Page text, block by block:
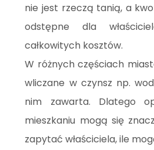
nie jest rzeczą tanią, a
odstępne dla
całkowitych kosztów.
W różnych częściach
wliczane w czynsz np.
nim zawarta. Dlatego
mieszkaniu mogą się
zapytać właściciela, ile